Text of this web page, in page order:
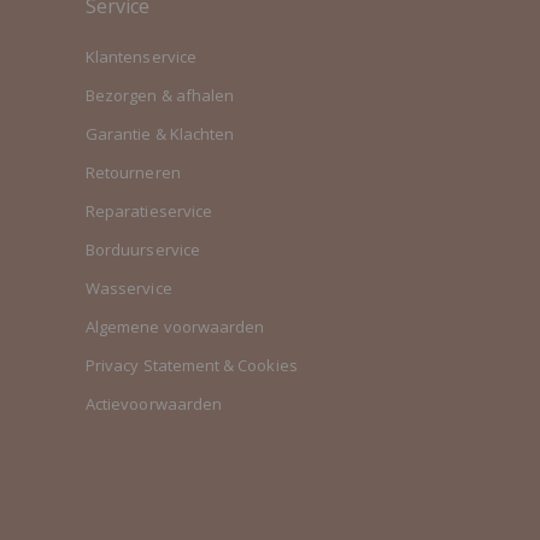
Service
Klantenservice
Bezorgen & afhalen
Garantie & Klachten
Retourneren
Reparatieservice
Borduurservice
Wasservice
Algemene voorwaarden
Privacy Statement & Cookies
Actievoorwaarden